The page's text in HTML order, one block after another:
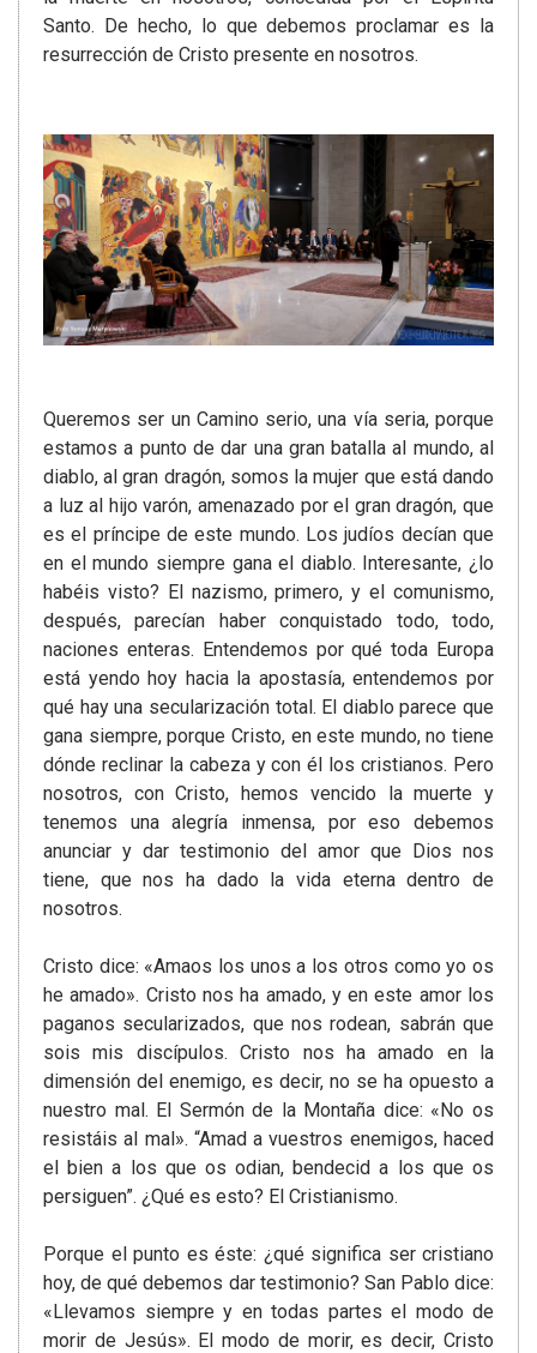
Santo. De hecho, lo que debemos proclamar es la
resurrección de Cristo presente en nosotros.
Queremos ser un Camino serio, una vía seria, porque
estamos a punto de dar una gran batalla al mundo, al
diablo, al gran dragón, somos la mujer que está dando
a luz al hijo varón, amenazado por el gran dragón, que
es el príncipe de este mundo. Los judíos decían que
en el mundo siempre gana el diablo. Interesante, ¿lo
habéis visto? El nazismo, primero, y el comunismo,
después, parecían haber conquistado todo, todo,
naciones enteras. Entendemos por qué toda Europa
está yendo hoy hacia la apostasía, entendemos por
qué hay una secularización total. El diablo parece que
gana siempre, porque Cristo, en este mundo, no tiene
dónde reclinar la cabeza y con él los cristianos. Pero
nosotros, con Cristo, hemos vencido la muerte y
tenemos una alegría inmensa, por eso debemos
anunciar y dar testimonio del amor que Dios nos
tiene, que nos ha dado la vida eterna dentro de
nosotros.
Cristo dice: «Amaos los unos a los otros como yo os
he amado». Cristo nos ha amado, y en este amor los
paganos secularizados, que nos rodean, sabrán que
sois mis discípulos. Cristo nos ha amado en la
dimensión del enemigo, es decir, no se ha opuesto a
nuestro mal. El Sermón de la Montaña dice: «No os
resistáis al mal». “Amad a vuestros enemigos, haced
el bien a los que os odian, bendecid a los que os
persiguen”. ¿Qué es esto? El Cristianismo.
Porque el punto es éste: ¿qué significa ser cristiano
hoy, de qué debemos dar testimonio? San Pablo dice:
«Llevamos siempre y en todas partes el modo de
morir de Jesús». El modo de morir, es decir, Cristo